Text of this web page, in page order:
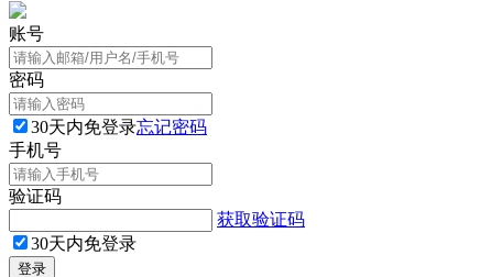
账号
密码
30天内免登录忘记密码
手机号
验证码
获取验证码
30天内免登录